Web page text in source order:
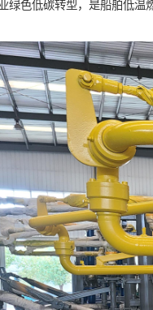
绿色低碳转型，是船舶低温